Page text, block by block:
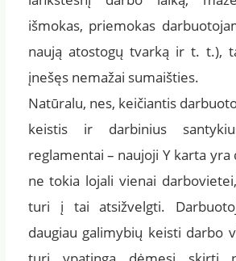
išmokas, priemokas
naują atostogų tvarką ir t. t.),
įnešęs nemažai sumaišties.
Natūralu, nes, keičiantis
keistis ir darbinius
reglamentai – naujoji Y karta
ne tokia lojali vienai
turi į tai atsižvelgti.
daugiau galimybių keisti darbo